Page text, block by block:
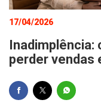
17/04/2026
perder vendas